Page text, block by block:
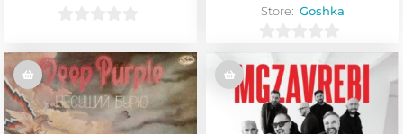
o
u
t
o
Store: Goshka
o
u
t